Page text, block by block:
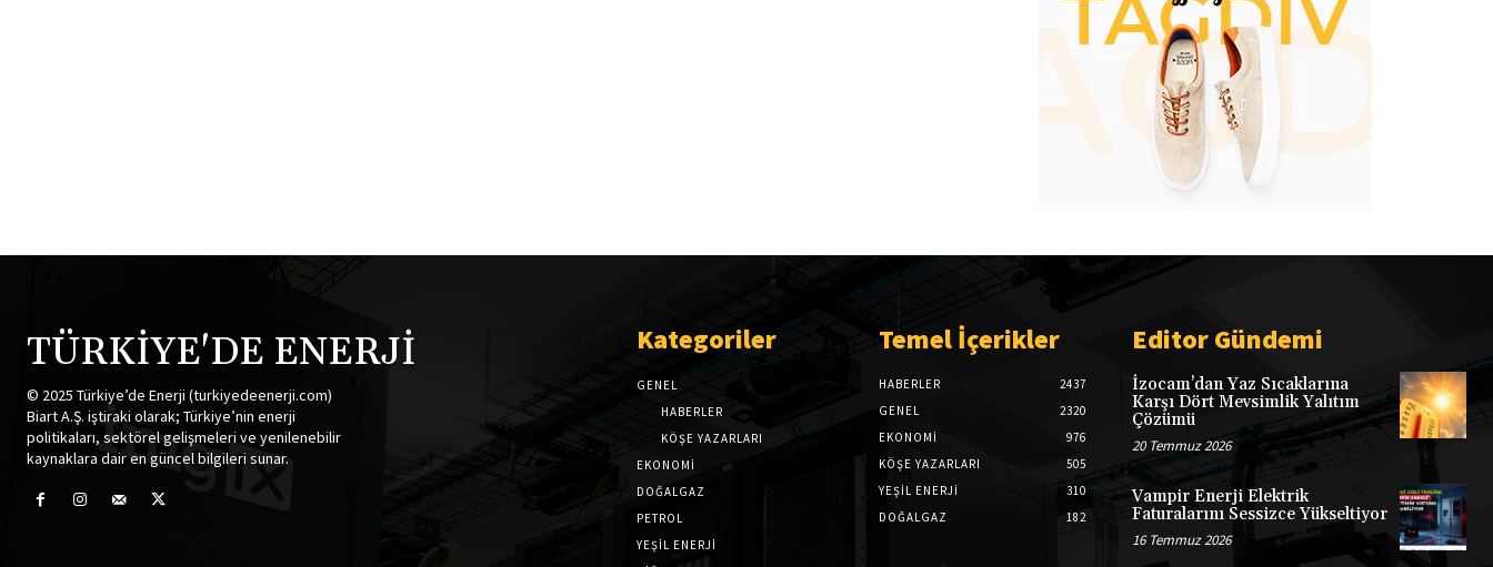
TÜRKİYE'DE ENERJİ
© 2025 Türkiye’de Enerji (turkiyedeenerji.com)
Biart A.Ş. iştiraki olarak; Türkiye’nin enerji
politikaları, sektörel gelişmeleri ve yenilenebilir
kaynaklara dair en güncel bilgileri sunar.
Kategoriler
GENEL
HABERLER
KÖŞE YAZARLARI
EKONOMİ
DOĞALGAZ
PETROL
YEŞİL ENERJİ
Temel İçerikler
HABERLER
2437
GENEL
2320
EKONOMI
976
KÖŞE YAZARLARI
505
YEŞİL ENERJİ
310
DOĞALGAZ
182
Editor Gündemi
İzocam’dan Yaz Sıcaklarına
Karşı Dört Mevsimlik Yalıtım
Çözümü
20 Temmuz 2026
Vampir Enerji Elektrik
Faturalarını Sessizce Yükseltiyor
16 Temmuz 2026